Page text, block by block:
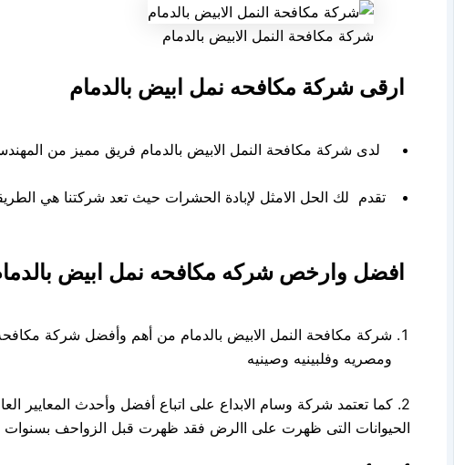
شركة مكافحة النمل الابيض بالدمام
ارقى شركة مكافحه نمل ابيض بالدمام
لدى شركة مكافحة النمل الابيض بالدمام فريق مميز من
تقدم لك الحل الامثل لإبادة الحشرات حيث تعد شركتنا هي
افضل وارخص شركه مكافحه نمل ابيض
شركة مكافحة النمل الابيض بالدمام من أهم وأفضل شركة
ومصريه وفلبينيه وصينيه
2. كما تعتمد شركة وسام الابداع على اتباع أفضل وأحدث المعايير
الحيوانات التى ظهرت على االرض فقد ظهرت قبل الزواحف بسنوات